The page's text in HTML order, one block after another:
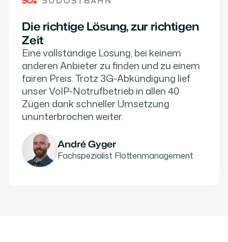
Die richtige Lösung, zur richtigen
Zeit
Eine vollständige Lösung, bei keinem
anderen Anbieter zu finden und zu einem
fairen Preis. Trotz 3G-Abkündigung lief
unser VoIP-Notrufbetrieb in allen 40
Zügen dank schneller Umsetzung
ununterbrochen weiter.
André Gyger
Fachspezialist Flottenmanagement